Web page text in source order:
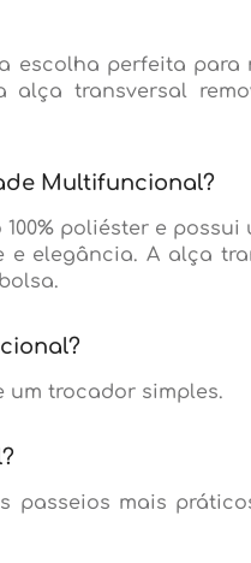
perfeita para
alça transversal
Multifuncional?
poliéster e
elegância. A alça
um trocador simples.
passeios mais